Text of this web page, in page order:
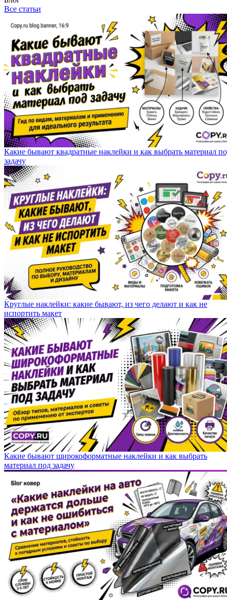
Все статьи
Какие бывают квадратные наклейки и как выбрать материал
задачу
Круглые наклейки: какие бывают, из чего делают и как не
испортить макет
Какие бывают широкоформатные наклейки и как выбрать
материал под задачу